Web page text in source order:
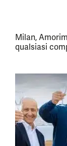
Milan,
qualsiasi